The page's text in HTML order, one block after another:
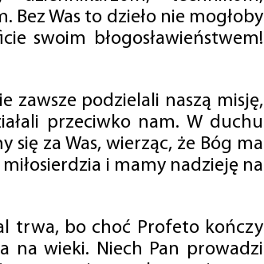
Was to dzieło nie mogłoby
swoim błogosławieństwem!
zawsze podzielali naszą misję,
przeciwko nam. W duchu
się za Was, wierząc, że Bóg ma
i mamy nadzieję na
trwa, bo choć Profeto kończy
na wieki. Niech Pan prowadzi